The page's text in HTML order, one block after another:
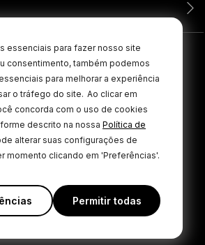
essenciais para fazer nosso site
consentimento, também podemos
para melhorar a experiência
o tráfego do site. Ao clicar em
concorda com o uso de cookies
descrito na nossa Política de
alterar suas configurações de
momento clicando em 'Preferências'.
Permitir todas
Todos os direitos reservados.
| Termos e condições Cookie Policy